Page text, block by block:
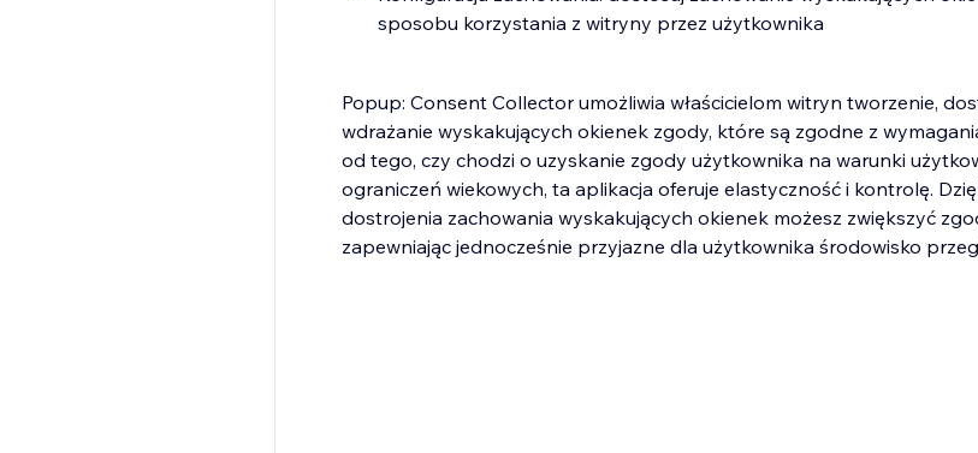
sposobu korzystania z witryny przez użytkownika
Popup: Consent Collector umożliwia właścicielom witryn tworzenie,
wdrażanie wyskakujących okienek zgody, które są zgodne z
od tego, czy chodzi o uzyskanie zgody użytkownika na warunki
ograniczeń wiekowych, ta aplikacja oferuje elastyczność i kontrolę.
dostrojenia zachowania wyskakujących okienek możesz zwiększyć
zapewniając jednocześnie przyjazne dla użytkownika środowisko